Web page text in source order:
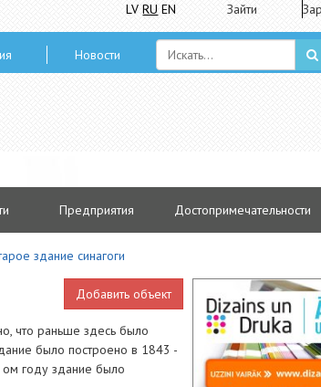
LV RU EN Зайти
Hовости
Предприятия Достопримечательности
здание синагоги
Добавить объект
что раньше здесь было
было построено в 1843 -
году здание было